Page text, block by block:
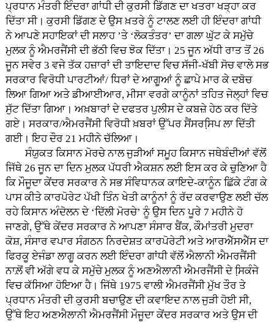
ਪ੍ਰਧਾਨ ਮੰਤਰੀ ਇੰਦਰਾ ਗਾਂਧੀ ਦੀ ਕੁਰਸੀ ਡਿੱਗਣ ਦਾ ਖਤਰਾ ਖੜ੍ਹਾ ਕਰ
ਦਿੱਤਾ ਸੀ। ਕੁਰਸੀ ਡਿੱਗਣ ਦੇ ਉਸ ਖ਼ਤਰੇ ਨੂੰ ਟਾਲਣ ਲਈ ਹੀ ਇੰਦਰਾ ਗਾਂਧੀ
ਨੇ ਆਪਣੇ ਸਹਾਇਕਾਂ ਦੀ ਸਲਾਹ ’ਤੇ ‘ਲੋਕਤੰਤਰ’ ਦਾ ਗਲਾ ਘੁੱਟ ਕੇ ਸਮੁੱਚੇ
ਮੁਲਕ ਨੂੰ ਐਮਰਜੈਂਸੀ ਦੀ ਭੱਠੀ ਵਿਚ ਝੋਕ ਦਿੱਤਾ। 25 ਜੂਨ ਅੱਧੀ ਰਾਤ ਤੋਂ 26
ਜੂਨ ਸਵੇਰ 3 ਵਜੇ ਤੱਕ ਹਜ਼ਾਰਾਂ ਦੀ ਤਾਇਦਾਦ ਵਿਚ ਸੱਜੀ-ਖੱਬੀ ਸੋਚ ਵਾਲੇ ਸਭ
ਸਰਕਾਰ ਵਿਰੋਧੀ ਪਾਰਟੀਆਂ/ ਧਿਰਾਂ ਦੇ ਆਗੂਆਂ ਨੂੰ ਛਾਪੇ ਮਾਰ ਕੇ ਦਬੋਚ
ਲਿਆ ਗਿਆ ਅਤੇ ਡੀਆਈਆਰ, ਮੀਸਾ ਵਰਗੇ ਕਾਨੂੰਨਾਂ ਤਹਿਤ ਜੇਲ੍ਹਾਂ ਵਿਚ
ਸੁੱਟ ਦਿੱਤਾ ਗਿਆ। ਅਖ਼ਬਾਰਾਂ ਦੇ ਦਫਤਰ ਪੁਲੀਸ ਦੇ ਕਬਜ਼ੇ ਹੇਠ ਕਰ ਦਿੱਤੇ
ਗਏ। ਸਰਕਾਰ/ਐਮਰਜੈਂਸੀ ਵਿਰੋਧੀ ਖ਼ਬਰਾਂ ਉੱਪਰ ਸੈਂਸਰਸਿ਼ਪ ਲਾ ਦਿੱਤੀ
ਗਈ। ਇਹ ਦੌਰ 21 ਮਹੀਨੇ ਚੱਲਿਆ।
ਸੰਯੁਕਤ ਕਿਸਾਨ ਮੋਰਚੇ ਨਾਲ ਜੁੜੀਆਂ ਸਮੂਹ ਕਿਸਾਨ ਜਥੇਬੰਦੀਆਂ ਵੱਲੋਂ
ਜਿੱਥੇ 26 ਜੂਨ ਦਾ ਦਿਨ ਮੁਲਕ ਪੱਧਰੀ ਐਕਸ਼ਨ ਲਈ ਇਸ ਕਰ ਕੇ ਚੁਣਿਆ ਹੈ
ਕਿ ਮੌਜੂਦਾ ਕੇਂਦਰ ਸਰਕਾਰ ਨੇ ਸਭ ਸੰਵਿਧਾਨਕ ਕਾਇਦੇ-ਕਾਨੂੰਨ ਛਿੱਕੇ ਟੰਗ ਕੇ
ਪਾਸ ਕੀਤੇ ਕਾਰਪੋਰੇਟ ਪੱਖੀ ਤਿੰਨ ਖੇਤੀ ਕਾਨੂੰਨਾਂ ਨੂੰ ਰੱਦ ਕਰਵਾਉਣ ਲਈ ਚੱਲ
ਰਹੇ ਕਿਸਾਨ ਅੰਦੋਲਨ ਦੇ ‘ਦਿੱਲੀ ਮੋਰਚੇ’ ਨੂੰ ਉਸ ਦਿਨ ਪੂਰੇ 7 ਮਹੀਨੇ ਹੋ
ਜਾਣਗੇ, ਉੱਥੇ ਕੇਂਦਰ ਸਰਕਾਰ ਨੇ ਆਪਣਾ ਸੰਸਾਰ ਬੈਂਕ, ਕੌਮਾਂਤਰੀ ਮੁਦਰਾ
ਕੋਸ਼, ਸੰਸਾਰ ਵਪਾਰ ਸੰਗਠਨ ਨਿਰਦੇਸ਼ਤ ਕਾਰਪੋਰੇਟੀ ਅਤੇ ਆਰਐੱਸਐੱਸ ਦਾ
ਫਿਰਕੂ ਏਜੰਡਾ ਲਾਗੂ ਕਰਨ ਲਈ ਇੰਦਰਾ ਗਾਂਧੀ ਵੱਲੋਂ ਐਲਾਨੀ ਐਮਰਜੈਂਸੀ
ਨਾਲ਼ੋਂ ਵੀ ਅੱਗੇ ਵਧ ਕੇ ਸਮੁੱਚੇ ਮੁਲਕ ਨੂੰ ਅਣਐਲਾਨੀ ਐਮਰਜੈਂਸੀ ਦੇ ਸਿ਼ਕੰਜੇ
ਵਿਚ ਕੱਸਿਆ ਹੋਇਆ ਹੈ। ਜਿੱਥੇ 1975 ਵਾਲੀ ਐਮਰਜੈਂਸੀ ਮੁੱਖ ਤੌਰ ਤੇ
ਪ੍ਰਧਾਨ ਮੰਤਰੀ ਦੀ ਕੁਰਸੀ ਬਚਾਉਣ ਦੀ ਕਵਾਇਦ ਨਾਲ ਜੁੜੀ ਹੋਈ ਸੀ,
ਉੱਥੇ ਇਹ ਅਣਐਲਾਨੀ ਐਮਰਜੈਂਸੀ ਮੌਜੂਦਾ ਕੇਂਦਰ ਸਰਕਾਰ ਅਤੇ ਉਸ ਦੀ